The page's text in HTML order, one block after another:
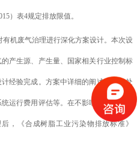
） 表4规定排放限值。
机废气治理进行深化方案设计。本次设
产生源、产生量、国家相关行业控制标
经验完成。方案中详细的阐述了废气处
运行费用评估等。在不影响现有生产工
，《合成树脂工业污染物排放标准》